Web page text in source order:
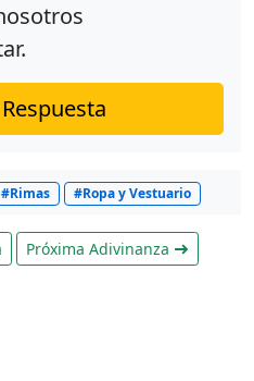
#Rimas #Ropa y Vestuario
Próxima Adivinanza